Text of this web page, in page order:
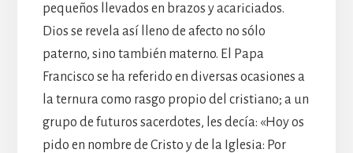
pequeños llevados en brazos y acariciados.
Dios se revela así lleno de afecto no sólo
paterno, sino también materno. El Papa
Francisco se ha referido en diversas ocasiones a
la ternura como rasgo propio del cristiano; a un
grupo de futuros sacerdotes, les decía: «Hoy os
pido en nombre de Cristo y de la Iglesia: Por